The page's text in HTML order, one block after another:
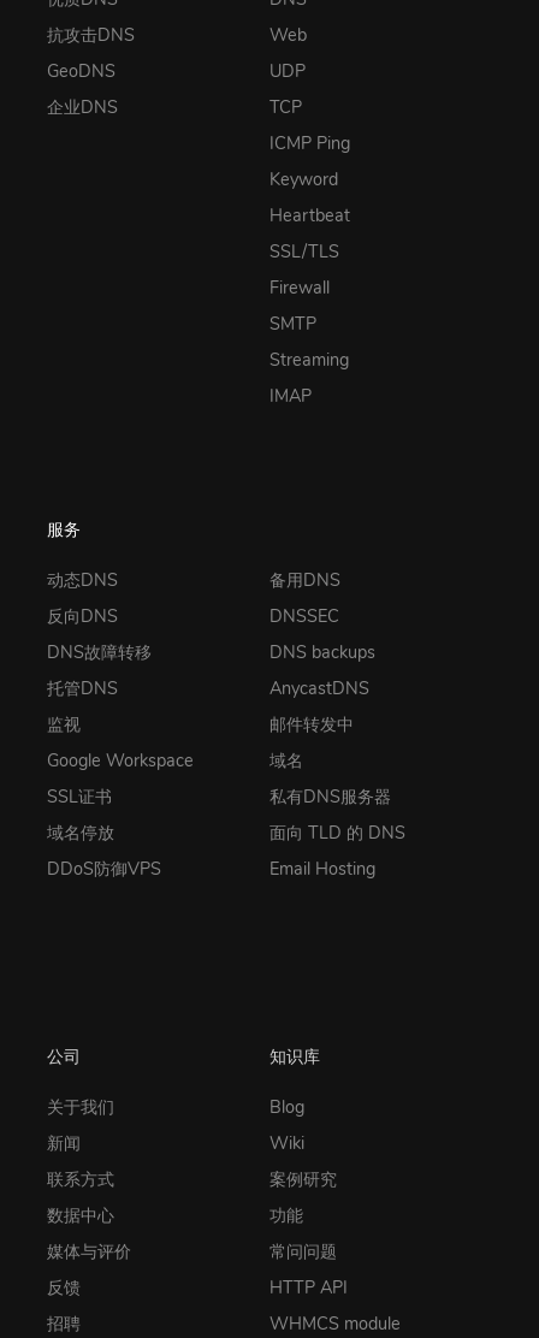
抗攻击DNS
GeoDNS
企业DNS
Web
UDP
TCP
ICMP Ping
Keyword
Heartbeat
SSL/TLS
Firewall
SMTP
Streaming
IMAP
服务
动态DNS
反向DNS
DNS故障转移
托管DNS
监视
Google Workspace
SSL证书
域名停放
DDoS防御VPS
备用DNS
DNSSEC
DNS backups
AnycastDNS
邮件转发中
域名
私有DNS服务器
面向 TLD 的 DNS
Email Hosting
公司
关于我们
新闻
联系方式
数据中心
媒体与评价
反馈
招聘
知识库
Blog
Wiki
案例研究
功能
常问问题
HTTP API
WHMCS module